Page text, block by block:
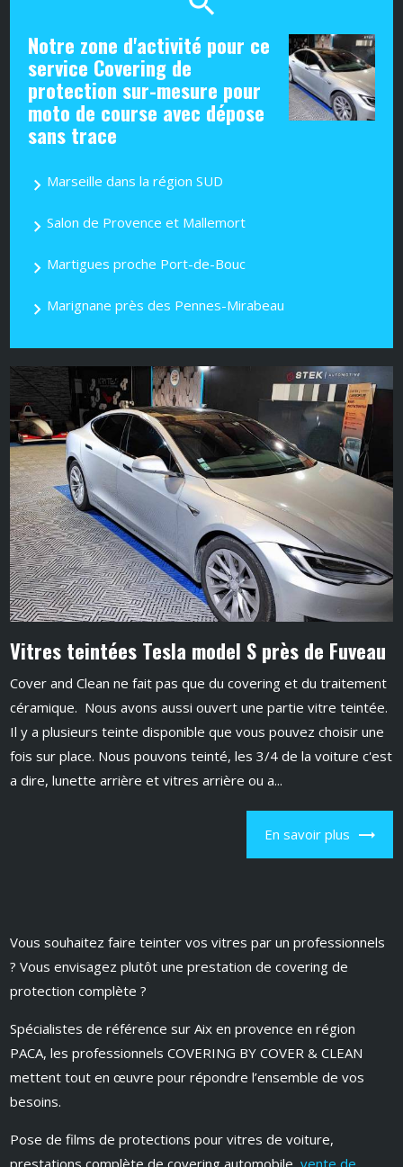
Notre zone d'activité pour ce
service Covering de
protection sur-mesure pour
moto de course avec dépose
sans trace
Marseille dans la région SUD
Salon de Provence et Mallemort
Martigues proche Port-de-Bouc
Marignane près des Pennes-Mirabeau
Vitres teintées Tesla model S près de Fuveau
Cover and Clean ne fait pas que du covering et du traitement
céramique. Nous avons aussi ouvert une partie vitre teintée.
Il y a plusieurs teinte disponible que vous pouvez choisir une
fois sur place. Nous pouvons teinté, les 3/4 de la voiture c'est
a dire, lunette arrière et vitres arrière ou a...
En savoir plus
Vous souhaitez faire teinter vos vitres par un professionnels
? Vous envisagez plutôt une prestation de covering de
protection complète ?
Spécialistes de référence sur Aix en provence en région
PACA, les professionnels COVERING BY COVER & CLEAN
mettent tout en œuvre pour répondre l’ensemble de vos
besoins.
Pose de films de protections pour vitres de voiture,